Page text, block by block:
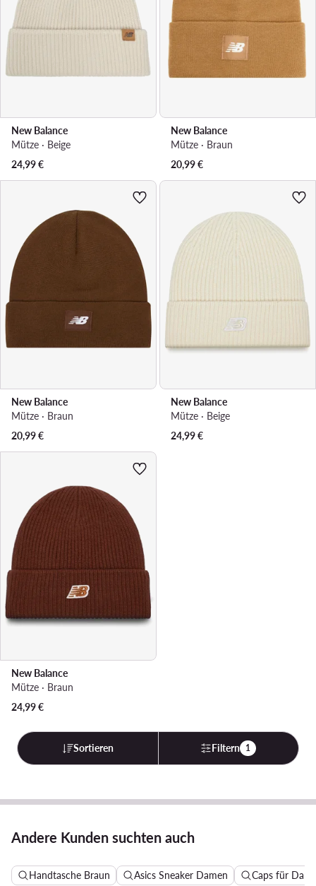
New Balance
Mütze · Beige
24,99€
New Balance
Mütze · Braun
20,99€
New Balance
Mütze · Braun
20,99€
New Balance
Mütze · Beige
24,99€
New Balance
Mütze · Braun
24,99€
Sortieren Filtern 1
Andere Kunden suchten auch
Handtasche Braun Asics Sneaker Damen Caps für